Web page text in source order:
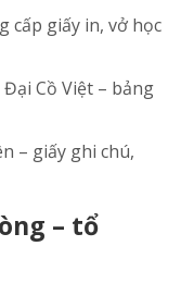
cấp giấy in, vở học
Cồ Việt – bảng
– giấy ghi chú,
– tổ